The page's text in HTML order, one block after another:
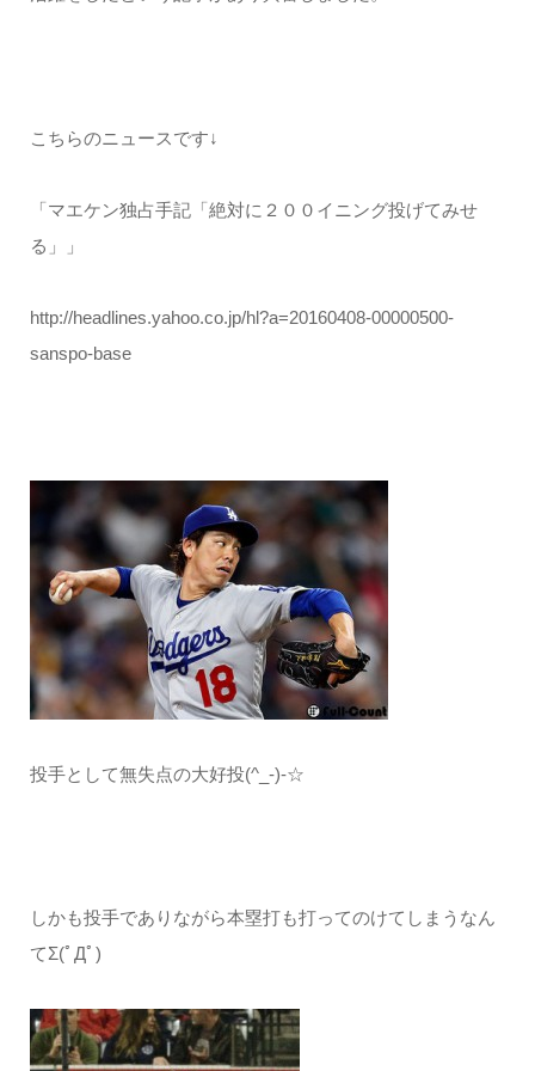
こちらのニュースです↓
「マエケン独占手記「絶対に２００イニング投げてみせ
る」」
http://headlines.yahoo.co.jp/hl?a=20160408-00000500-
sanspo-base
投手として無失点の大好投(^_-)-☆
しかも投手でありながら本塁打も打ってのけてしまうなん
てΣ(ﾟДﾟ)